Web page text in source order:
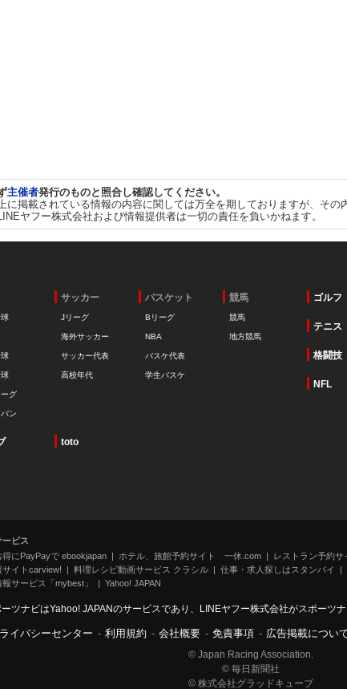
主催者発行のものと照合し確認してください。
に掲載されている情報の内容に関しては万全を期しておりますが、そ
ヤフー株式会社および情報提供者は一切の責任を負いかねます。
グ
ン
サッカー
Jリーグ
海外サッカー
サッカー代表
高校年代
バスケット
Bリーグ
NBA
バスケ代表
学生バスケ
競馬
競馬
地方競馬
ゴルフ
テニス
格闘技
NFL
toto
ービス
得にPayPayで ebookjapan
ホテル、旅館予約サイト 一休.com
レストラン予約
サイトcarview!
料理レシピ動画サービス クラシル 仕事・求人探しはスタンバイ
サービス「mybest」
Yahoo! JAPAN
ーツナビはYahoo! JAPANのサービスであり、LINEヤフー株式会社がスポーツ
イバシーセンター - 利用規約 - 会社概要 - 免責事項 - 広告掲載につい
© Japan Racing Association.
© 毎日新聞社
© 株式会社グラッドキューブ